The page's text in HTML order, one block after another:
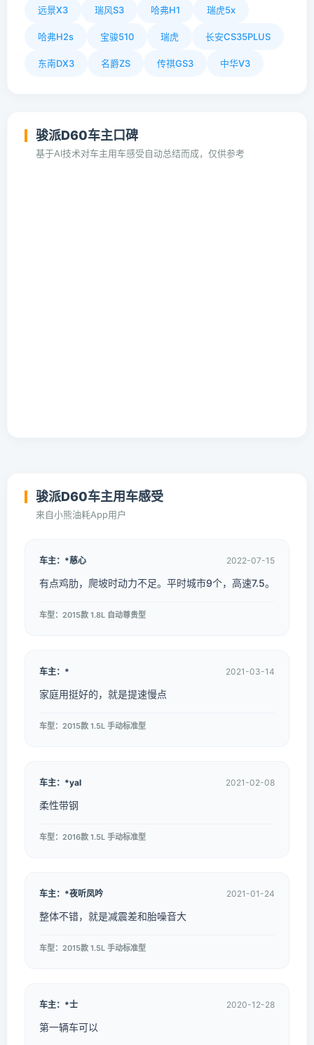
远景X3 瑞风S3 哈弗H1 瑞虎5x
哈弗H2s 宝骏510 瑞虎 长安CS35PLUS
东南DX3 名爵ZS 传祺GS3 中华V3
骏派D60车主口碑
基于AI技术对车主用车感受自动总结而成，仅供参考
骏派D60车主用车感受
来自小熊油耗App用户
车主：*慈心 2022-07-15
有点鸡肋，爬坡时动力不足。平时城市9个，高速7.5。
车型：2015款 1.8L 自动尊贵型
车主：* 2021-03-14
家庭用挺好的，就是提速慢点
车型：2015款 1.5L 手动标准型
车主：*yal 2021-02-08
柔性带钢
车型：2016款 1.5L 手动标准型
车主：*夜听凤吟 2021-01-24
整体不错，就是减震差和胎噪音大
车型：2015款 1.5L 手动标准型
车主：*士 2020-12-28
第一辆车可以